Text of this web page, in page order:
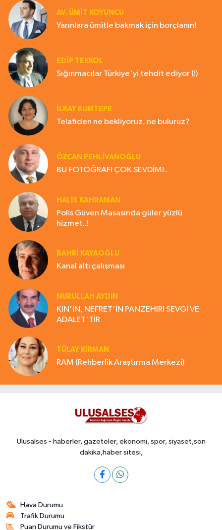
AV. ÜMIT KOYUNCU
Yarınlara ümitle bakmak için borçlanın!
EDIP TEKKOL
Sığınmacılar Türkiye'yi tehdit ediyor (!)
İLKAY KUMTEPE
Telafiden ne bekliyoruz, ne buluruz?
ÖZCAN PEHLİVANOĞLU
BU FOTOĞRAFI ÇOK SEVDİM!..
HALIS KAHRAMAN
Polis Güven Masasında güler yüzlü
hizmet..!
BAHRI KAYAOĞLU
Kanal altı çalışması
NURULLAH AYDIN
KİN'İN, NEFRET'İN PANZEHİRİ SEVGİ VE
ADALET'TİR
TÜLAY KİRMAN
RAM (Rehberlik Araştırma Merkezi)
Ulusalses - haberler, gazeteler, ekonomi, spor, siyaset,son
dakika,haber sitesi,
Hava Durumu
Trafik Durumu
Puan Durumu ve Fikstür